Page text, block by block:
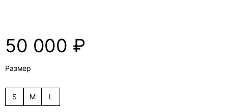
50 000 ₽
Размер
S M L